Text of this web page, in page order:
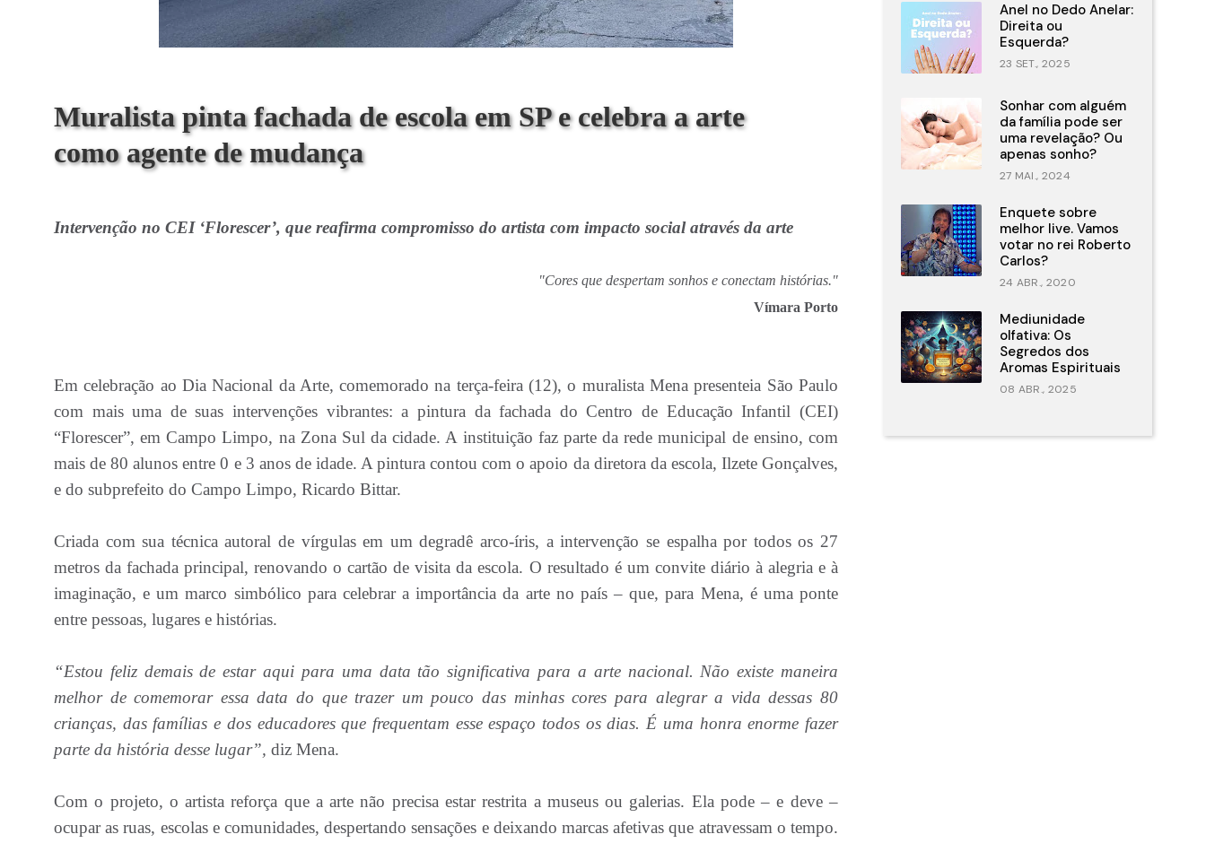
Muralista pinta fachada de escola em SP e celebra a arte
como agente de mudança
Intervenção no CEI ‘Florescer’, que reafirma compromisso do artista com impacto social através da arte
"Cores que despertam sonhos e conectam histórias."
Vímara Porto
Em celebração ao Dia Nacional da Arte, comemorado na terça-feira (12), o muralista Mena presenteia São Paulo
com mais uma de suas intervenções vibrantes: a pintura da fachada do Centro de Educação Infantil (CEI)
“Florescer”, em Campo Limpo, na Zona Sul da cidade. A instituição faz parte da rede municipal de ensino, com
mais de 80 alunos entre 0 e 3 anos de idade. A pintura contou com o apoio da diretora da escola, Ilzete Gonçalves,
e do subprefeito do Campo Limpo, Ricardo Bittar.
Criada com sua técnica autoral de vírgulas em um degradê arco-íris, a intervenção se espalha por todos os 27
metros da fachada principal, renovando o cartão de visita da escola. O resultado é um convite diário à alegria e à
imaginação, e um marco simbólico para celebrar a importância da arte no país – que, para Mena, é uma ponte
entre pessoas, lugares e histórias.
“Estou feliz demais de estar aqui para uma data tão significativa para a arte nacional. Não existe maneira
melhor de comemorar essa data do que trazer um pouco das minhas cores para alegrar a vida dessas 80
crianças, das famílias e dos educadores que frequentam esse espaço todos os dias. É uma honra enorme fazer
parte da história desse lugar”, diz Mena.
Com o projeto, o artista reforça que a arte não precisa estar restrita a museus ou galerias. Ela pode – e deve –
ocupar as ruas, escolas e comunidades, despertando sensações e deixando marcas afetivas que atravessam o tempo.
Anel no Dedo Anelar:
Direita ou
Esquerda?
23 SET., 2025
Sonhar com alguém
da família pode ser
uma revelação? Ou
apenas sonho?
27 MAI., 2024
Enquete sobre
melhor live. Vamos
votar no rei Roberto
Carlos?
24 ABR., 2020
Mediunidade
olfativa: Os
Segredos dos
Aromas Espirituais
08 ABR., 2025